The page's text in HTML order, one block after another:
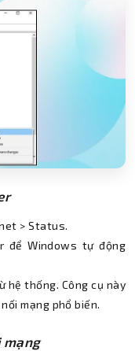
> Status.
để Windows tự động
hệ thống. Công cụ này
mạng phổ biến.
mạng